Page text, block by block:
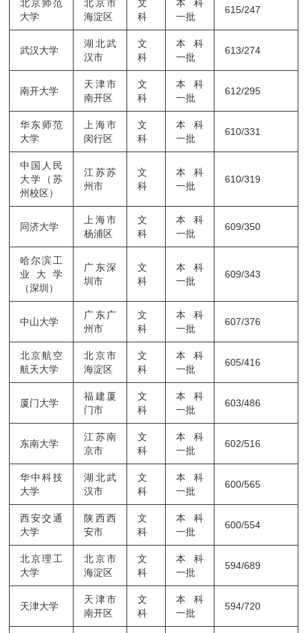
北京师范
大学
北京市
海淀区
文
科
本科
一批
615/247
武汉大学
湖北武
汉市
文
科
本科
一批
613/274
南开大学
天津市
南开区
文
科
本科
一批
612/295
华东师范
大学
上海市
闵行区
文
科
本科
一批
610/331
中国人民
大学（苏
州校区）
江苏苏
州市
文
科
本科
一批
610/319
同济大学
上海市
杨浦区
文
科
本科
一批
609/350
哈尔滨工
业大学
（深圳）
广东深
圳市
文
科
本科
一批
609/343
中山大学
广东广
州市
文
科
本科
一批
607/376
北京航空
航天大学
北京市
海淀区
文
科
本科
一批
605/416
厦门大学
福建厦
门市
文
科
本科
一批
603/486
东南大学
江苏南
京市
文
科
本科
一批
602/516
华中科技
大学
湖北武
汉市
文
科
本科
一批
600/565
西安交通
大学
陕西西
安市
文
科
本科
一批
600/554
北京理工
大学
北京市
海淀区
文
科
本科
一批
594/689
天津大学
天津市
南开区
文
科
本科
一批
594/720